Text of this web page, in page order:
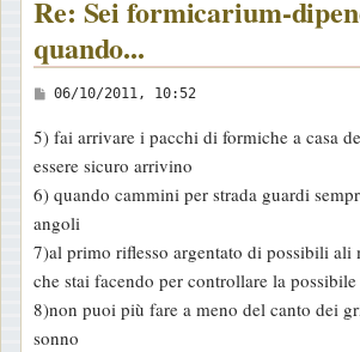
Re: Sei formicarium-
quando...
M
s
s
a
g
g
i
o
06/10/2011, 10:52
5) fai arrivare i pacchi di formiche a casa
essere sicuro arrivino
6) quando cammini per strada guardi
angoli
7)al primo riflesso argentato di possibili
che stai facendo per controllare la
8)non puoi più fare a meno del canto dei
sonno